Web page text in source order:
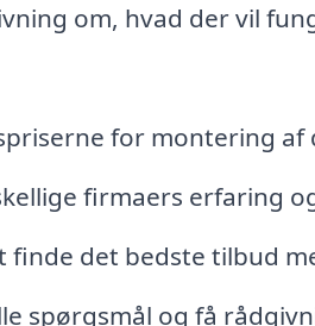
om, hvad der vil
for montering af
firmaers erfaring
finde det bedste tilbud
spørgsmål og få